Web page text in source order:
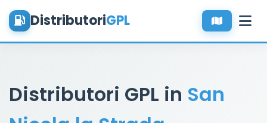
DistributoriGPL
Distributori GPL in San